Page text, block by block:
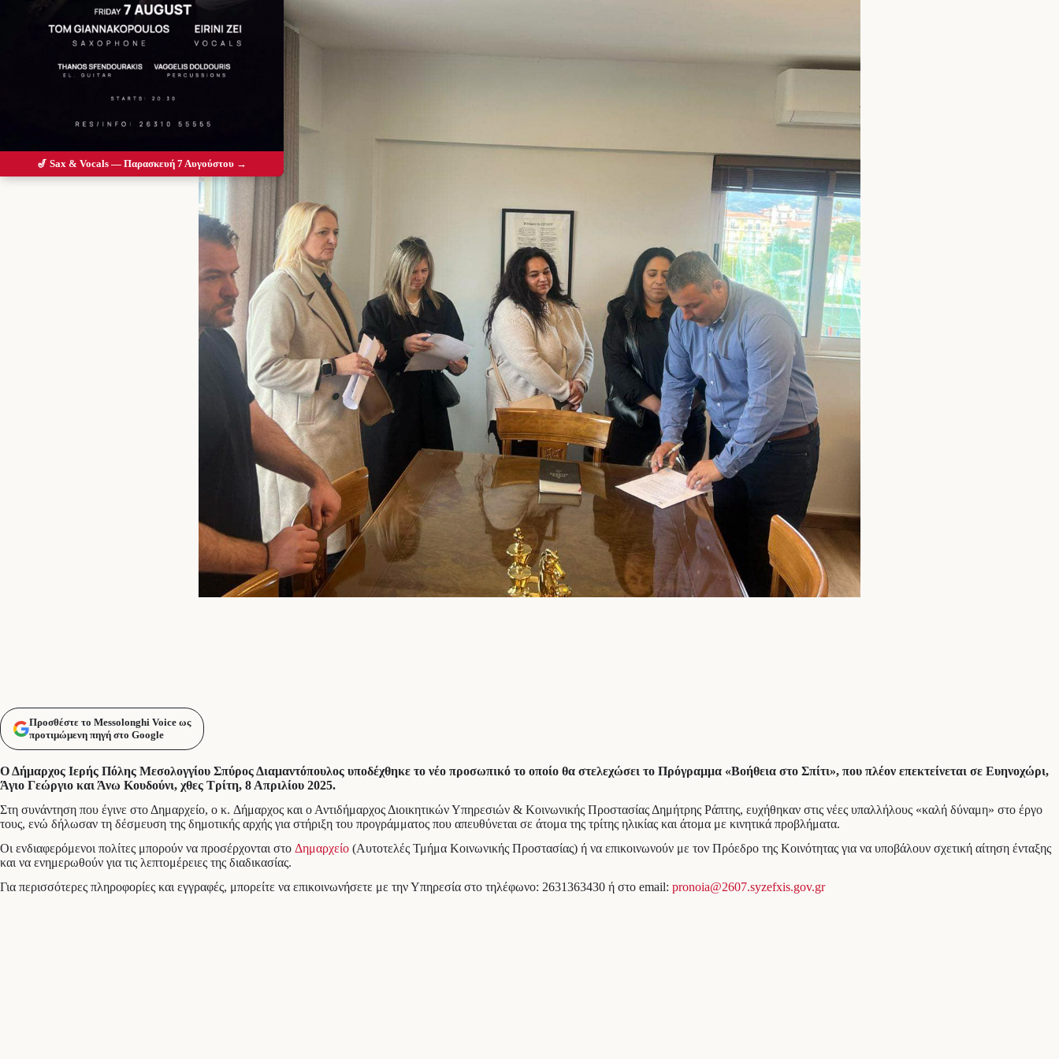
Προσθέστε το Messolonghi Voice ως
προτιμώμενη πηγή στο Google
Ο Δήμαρχος Ιερής Πόλης Μεσολογγίου Σπύρος Διαμαντόπουλος υποδέχθηκε το νέο προσωπικό το οποίο θα στελεχώσει το Πρόγραμμα «Βοήθεια στο Σπίτι», που πλέον επεκτείνεται σε Ευηνοχώρι,
Άγιο Γεώργιο και Άνω Κουδούνι, χθες Τρίτη, 8 Απριλίου 2025.
Στη συνάντηση που έγινε στο Δημαρχείο, ο κ. Δήμαρχος και ο Αντιδήμαρχος Διοικητικών Υπηρεσιών & Κοινωνικής Προστασίας Δημήτρης Ράπτης, ευχήθηκαν στις νέες υπαλλήλους «καλή δύναμη» στο έργο
τους, ενώ δήλωσαν τη δέσμευση της δημοτικής αρχής για στήριξη του προγράμματος που απευθύνεται σε άτομα της τρίτης ηλικίας και άτομα με κινητικά προβλήματα.
Οι ενδιαφερόμενοι πολίτες μπορούν να προσέρχονται στο Δημαρχείο (Αυτοτελές Τμήμα Κοινωνικής Προστασίας) ή να επικοινωνούν με τον Πρόεδρο της Κοινότητας για να υποβάλουν σχετική αίτηση ένταξης
και να ενημερωθούν για τις λεπτομέρειες της διαδικασίας.
Για περισσότερες πληροφορίες και εγγραφές, μπορείτε να επικοινωνήσετε με την Υπηρεσία στο τηλέφωνο: 2631363430 ή στο email: pronoia@2607.syzefxis.gov.gr
🎷 Sax & Vocals — Παρασκευή 7 Αυγούστου →